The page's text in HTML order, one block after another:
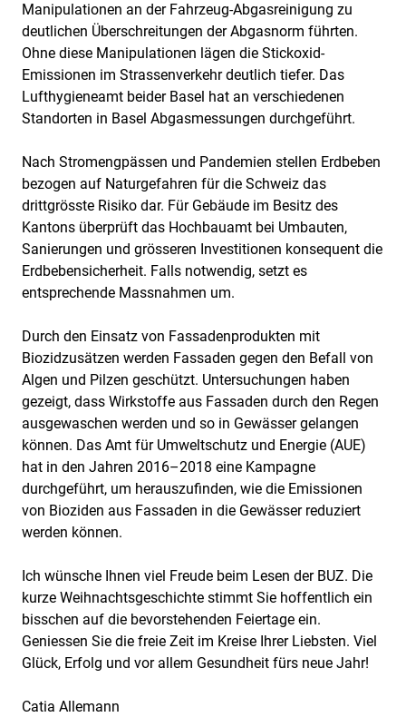
Manipulationen an der Fahrzeug-Abgasreinigung zu
deutlichen Überschreitungen der Abgasnorm führten.
Ohne diese Manipulationen lägen die Stickoxid-
Emissionen im Strassenverkehr deutlich tiefer. Das
Lufthygieneamt beider Basel hat an verschiedenen
Standorten in Basel Abgasmessungen durchgeführt.
Nach Stromengpässen und Pandemien stellen Erdbeben
bezogen auf Naturgefahren für die Schweiz das
drittgrösste Risiko dar. Für Gebäude im Besitz des
Kantons überprüft das Hochbauamt bei Umbauten,
Sanierungen und grösseren Investitionen konsequent die
Erdbebensicherheit. Falls notwendig, setzt es
entsprechende Massnahmen um.
Durch den Einsatz von Fassadenprodukten mit
Biozidzusätzen werden Fassaden gegen den Befall von
Algen und Pilzen geschützt. Untersuchungen haben
gezeigt, dass Wirkstoffe aus Fassaden durch den Regen
ausgewaschen werden und so in Gewässer gelangen
können. Das Amt für Umweltschutz und Energie (AUE)
hat in den Jahren 2016–2018 eine Kampagne
durchgeführt, um herauszufinden, wie die Emissionen
von Bioziden aus Fassaden in die Gewässer reduziert
werden können.
Ich wünsche Ihnen viel Freude beim Lesen der BUZ. Die
kurze Weihnachtsgeschichte stimmt Sie hoffentlich ein
bisschen auf die bevorstehenden Feiertage ein.
Geniessen Sie die freie Zeit im Kreise Ihrer Liebsten. Viel
Glück, Erfolg und vor allem Gesundheit fürs neue Jahr!
Catia Allemann